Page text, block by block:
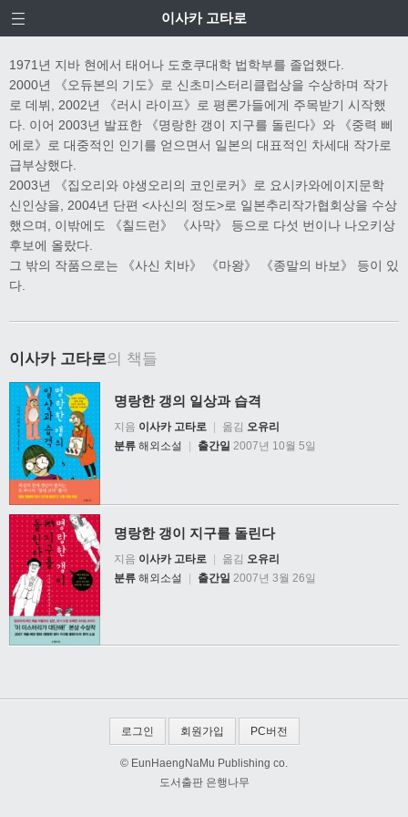
이사카 고타로
1971년 지바 현에서 태어나 도호쿠대학 법학부를 졸업했다.
2000년 《오듀본의 기도》로 신초미스터리클럽상을 수상하며 작가
로 데뷔, 2002년 《러시 라이프》로 평론가들에게 주목받기 시작했
다. 이어 2003년 발표한 《명랑한 갱이 지구를 돌린다》와 《중력 삐
에로》로 대중적인 인기를 얻으면서 일본의 대표적인 차세대 작가로
급부상했다.
2003년 《집오리와 야생오리의 코인로커》로 요시카와에이지문학
신인상을, 2004년 단편 <사신의 정도>로 일본추리작가협회상을 수상
했으며, 이밖에도 《칠드런》 《사막》 등으로 다섯 번이나 나오키상
후보에 올랐다.
그 밖의 작품으로는 《사신 치바》 《마왕》 《종말의 바보》 등이 있
다.
이사카 고타로의 책들
명랑한 갱의 일상과 습격
지음 이사카 고타로 옮김 오유리
분류 해외소설 출간일 2007년 10월 5일
명랑한 갱이 지구를 돌린다
지음 이사카 고타로 옮김 오유리
분류 해외소설 출간일 2007년 3월 26일
로그인 회원가입 PC버전
© EunHaengNaMu Publishing co.
도서출판 은행나무